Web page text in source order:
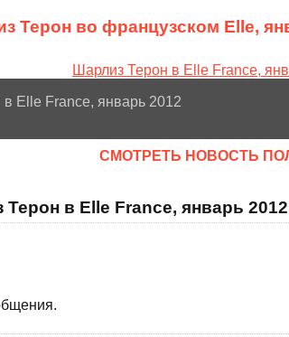
Терон во французском Elle,
Elle France, январь 2012
CМОТРЕТЬ НОВОСТЬ
в Elle France, январь